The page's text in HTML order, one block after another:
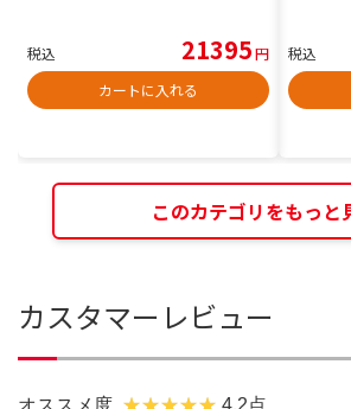
税込 21395円
カートに入れる
税込
このカテゴリをもっと
カスタマーレビュー
オススメ度 4.2点